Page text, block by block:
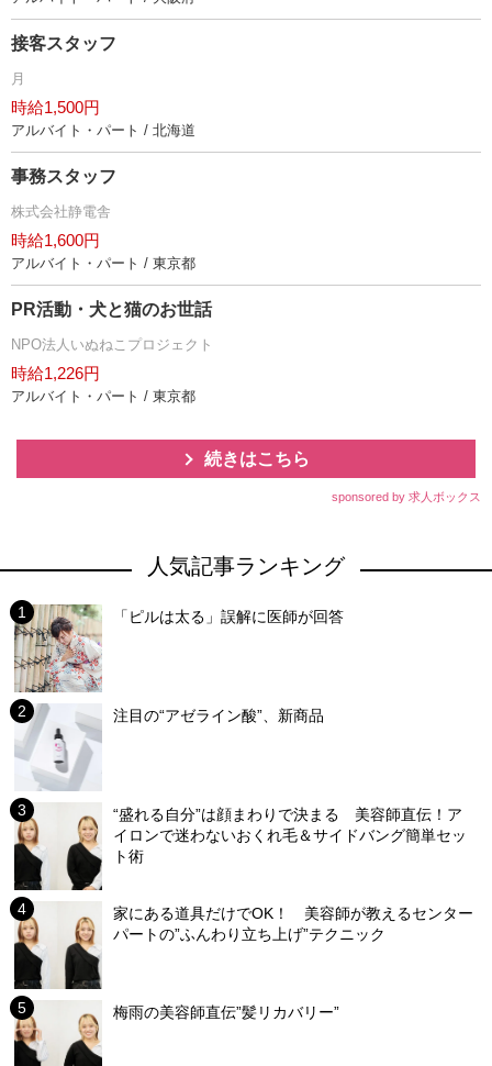
接客スタッフ
月
時給1,500円
アルバイト・パート / 北海道
事務スタッフ
株式会社静電舎
時給1,600円
アルバイト・パート / 東京都
PR活動・犬と猫のお世話
NPO法人いぬねこプロジェクト
時給1,226円
アルバイト・パート / 東京都
続きはこちら
sponsored by 求人ボックス
人気記事ランキング
「ピルは太る」誤解に医師が回答
注目の“アゼライン酸”、新商品
“盛れる自分”は顔まわりで決まる 美容師直伝！ア
イロンで迷わないおくれ毛＆サイドバング簡単セッ
ト術
家にある道具だけでOK！ 美容師が教えるセンター
パートの”ふんわり立ち上げ”テクニック
梅雨の美容師直伝”髪リカバリー”